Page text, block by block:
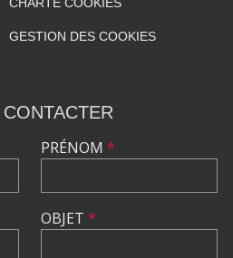
GESTION DES COOKIES
PRÉNOM *
OBJET *